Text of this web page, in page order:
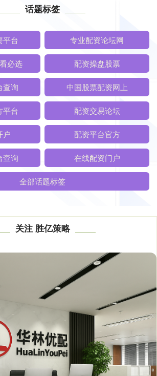
话题标签
平台 专业配资论坛网
必选 配资操盘股票
查询 中国股票配资网上
平台 配资交易论坛
户 配资平台官方
查询 在线配资门户
全部话题标签
关注 胜亿策略